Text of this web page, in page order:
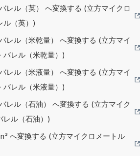
レル（英） へ変換する (立方マイクロ
ル（英）)
レル（米乾量） へ変換する (立方マイ
バレル（米乾量）)
レル（米液量） へ変換する (立方マイ
バレル（米液量）)
レル（石油） へ変換する (立方マイク
レル（石油）)
へ変換する (立方マイクロメートル